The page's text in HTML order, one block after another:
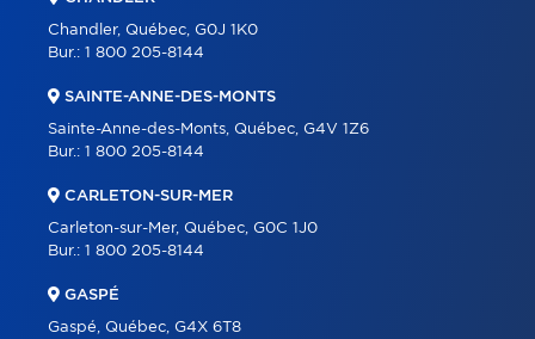
Chandler, Québec, G0J 1K0
Bur.: 1 800 205-8144
SAINTE-ANNE-DES-MONTS
Sainte-Anne-des-Monts, Québec, G4V 1Z6
Bur.: 1 800 205-8144
CARLETON-SUR-MER
Carleton-sur-Mer, Québec, G0C 1J0
Bur.: 1 800 205-8144
GASPÉ
Gaspé, Québec, G4X 6T8